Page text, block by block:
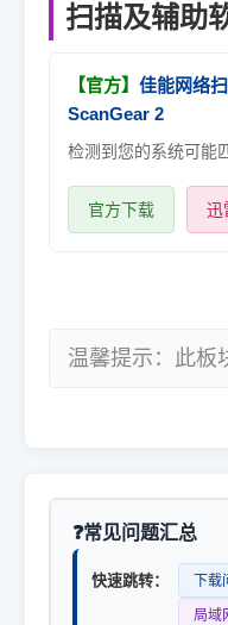
扫描及辅助
【官方】 佳能网络
ScanGear 2
检测到您的系统可能
官方下载 迅
温馨提示：此板
常见问题汇总
快速跳转： 下载
局域